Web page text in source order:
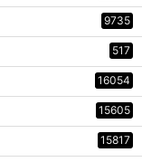
9735
517
16054
15605
15817